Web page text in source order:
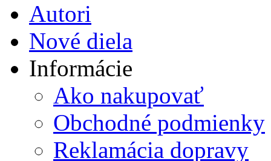
Autori
Nové diela
Informácie
Ako nakupovať
Obchodné podmienky
Reklamácia dopravy